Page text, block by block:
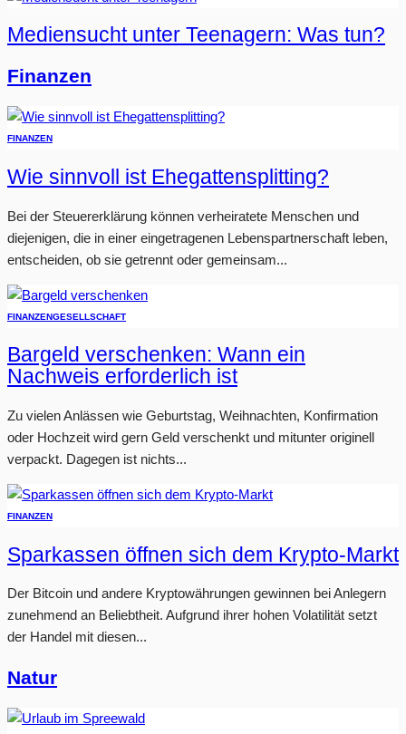
Mediensucht unter Teenagern: Was tun?
Finanzen
FINANZEN
Wie sinnvoll ist Ehegattensplitting?
Bei der Steuererklärung können verheiratete Menschen und
diejenigen, die in einer eingetragenen Lebenspartnerschaft leben,
entscheiden, ob sie getrennt oder gemeinsam...
FINANZENGESELLSCHAFT
Bargeld verschenken: Wann ein
Nachweis erforderlich ist
Zu vielen Anlässen wie Geburtstag, Weihnachten, Konfirmation
oder Hochzeit wird gern Geld verschenkt und mitunter originell
verpackt. Dagegen ist nichts...
FINANZEN
Sparkassen öffnen sich dem Krypto-Markt
Der Bitcoin und andere Kryptowährungen gewinnen bei Anlegern
zunehmend an Beliebtheit. Aufgrund ihrer hohen Volatilität setzt
der Handel mit diesen...
Natur